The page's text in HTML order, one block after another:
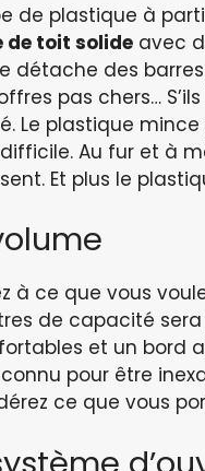
de plastique à
de toit solide avec
détache des
pas chers…
Le plastique
Au fur et à
Et plus le
à ce que vous
de capacité
et un bord
pour être
ce que vous